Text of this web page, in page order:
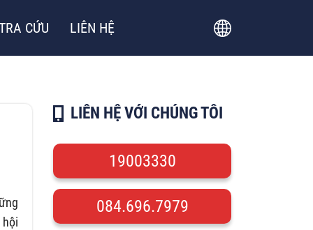
CỨU LIÊN HỆ
LIÊN HỆ VỚI CHÚNG TÔI
19003330
084.696.7979